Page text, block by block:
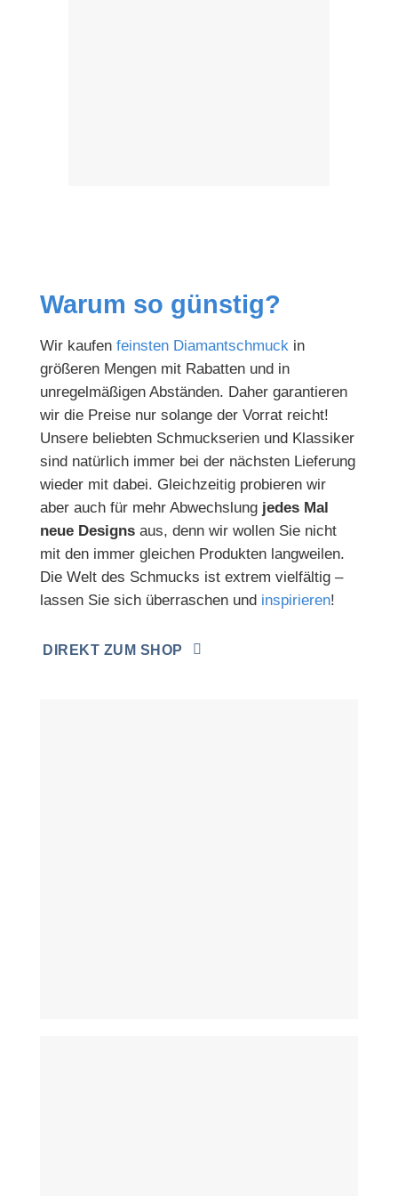
Warum so günstig?
Wir kaufen feinsten Diamantschmuck in
größeren Mengen mit Rabatten und in
unregelmäßigen Abständen. Daher garantieren
wir die Preise nur solange der Vorrat reicht!
Unsere beliebten Schmuckserien und Klassiker
sind natürlich immer bei der nächsten Lieferung
wieder mit dabei. Gleichzeitig probieren wir
aber auch für mehr Abwechslung jedes Mal
neue Designsaus, denn wir wollen Sie nicht
mit den immer gleichen Produkten langweilen.
Die Welt des Schmucks ist extrem vielfältig –
lassen Sie sich überraschen und inspirieren!
DIREKT ZUM SHOP